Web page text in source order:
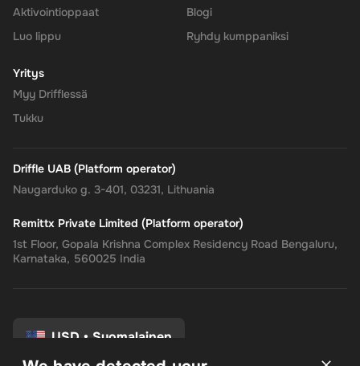
Aktivointioppaat
Luo lippu
Blogi
Ryhdy kumppaniksi
Yritys
Myy Drifflessä
Tukku
Driffle UAB (Platform operator)
Naugarduko g. 3-401, 03231, Lithuania
Remittx Private Limited (Platform operator)
1st Floor, Gopala Krishna Complex Residency Road Bengaluru,
Karnataka, 560025 India
USD • Suomalainen